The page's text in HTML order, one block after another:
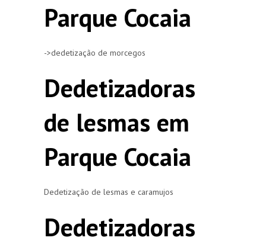
Parque Cocaia
->dedetização de morcegos
Dedetizadoras
de lesmas em
Parque Cocaia
Dedetização de lesmas e caramujos
Dedetizadoras